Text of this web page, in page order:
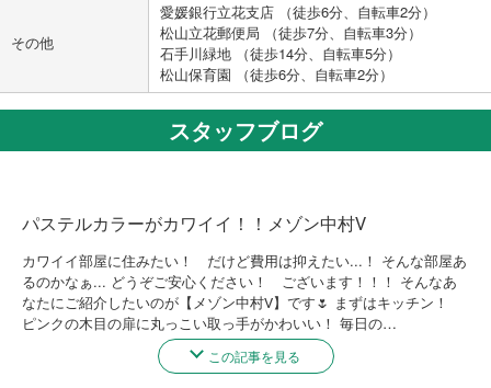
その他
愛媛銀行立花支店 （徒歩6分、自転車2分）
松山立花郵便局 （徒歩7分、自転車3分）
石手川緑地 （徒歩14分、自転車5分）
松山保育園 （徒歩6分、自転車2分）
スタッフブログ
パステルカラーがカワイイ！！メゾン中村Ⅴ
カワイイ部屋に住みたい！ だけど費用は抑えたい...！ そんな部屋あ
るのかなぁ... どうぞご安心ください！ ございます！！！ そんなあ
なたにご紹介したいのが【メゾン中村Ⅴ】です🌷 まずはキッチン！
ピンクの木目の扉に丸っこい取っ手がかわいい！ 毎日の…
この記事を見る